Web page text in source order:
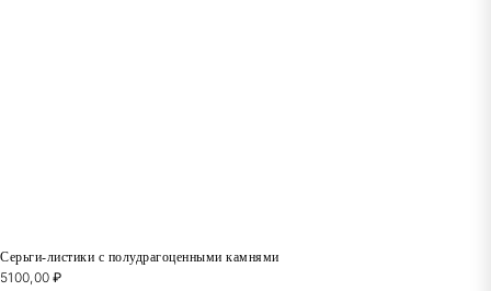
Серьги-листики с полудрагоценными камнями
5100,00₽